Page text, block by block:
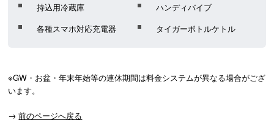
持込用冷蔵庫
ハンディバイブ
各種スマホ対応充電器
タイガーボトルケトル
※GW・お盆・年末年始等の連休期間は料金システムが異なる場合がござ
います。
→ 前のページへ戻る